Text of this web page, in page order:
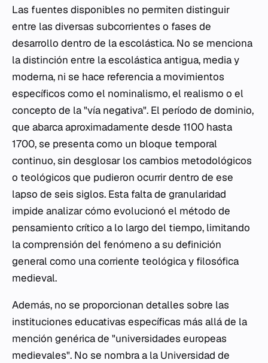
Las fuentes disponibles no permiten distinguir
entre las diversas subcorrientes o fases de
desarrollo dentro de la escolástica. No se menciona
la distinción entre la escolástica antigua, media y
moderna, ni se hace referencia a movimientos
específicos como el nominalismo, el realismo o el
concepto de la "vía negativa". El período de dominio,
que abarca aproximadamente desde 1100 hasta
1700, se presenta como un bloque temporal
continuo, sin desglosar los cambios metodológicos
o teológicos que pudieron ocurrir dentro de ese
lapso de seis siglos. Esta falta de granularidad
impide analizar cómo evolucionó el método de
pensamiento crítico a lo largo del tiempo, limitando
la comprensión del fenómeno a su definición
general como una corriente teológica y filosófica
medieval.
Además, no se proporcionan detalles sobre las
instituciones educativas específicas más allá de la
mención genérica de "universidades europeas
medievales". No se nombra a la Universidad de